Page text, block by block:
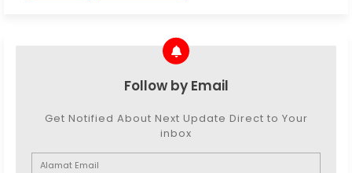
Follow by Email
Get Notified About Next Update Direct to Your
inbox